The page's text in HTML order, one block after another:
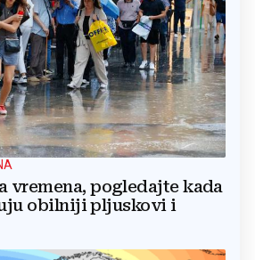
vremena, pogledajte kada
obilniji pljuskovi i